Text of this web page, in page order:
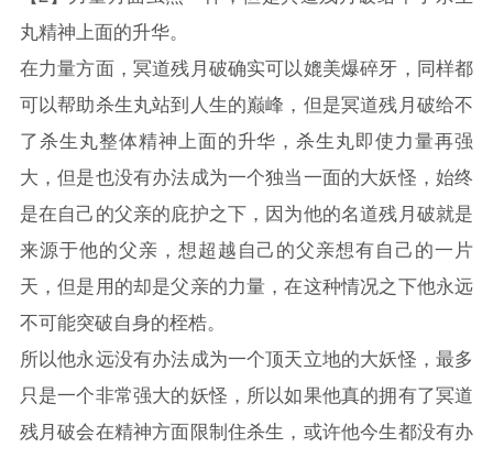
丸精神上面的升华。
在力量方面，冥道残月破确实可以媲美爆碎牙，同样都
可以帮助杀生丸站到人生的巅峰，但是冥道残月破给不
了杀生丸整体精神上面的升华，杀生丸即使力量再强
大，但是也没有办法成为一个独当一面的大妖怪，始终
是在自己的父亲的庇护之下，因为他的名道残月破就是
来源于他的父亲，想超越自己的父亲想有自己的一片
天，但是用的却是父亲的力量，在这种情况之下他永远
不可能突破自身的桎梏。
所以他永远没有办法成为一个顶天立地的大妖怪，最多
只是一个非常强大的妖怪，所以如果他真的拥有了冥道
残月破会在精神方面限制住杀生，或许他今生都没有办